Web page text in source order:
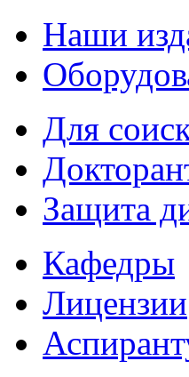
Наши
Для
Защита
Кафедры
Лицензии